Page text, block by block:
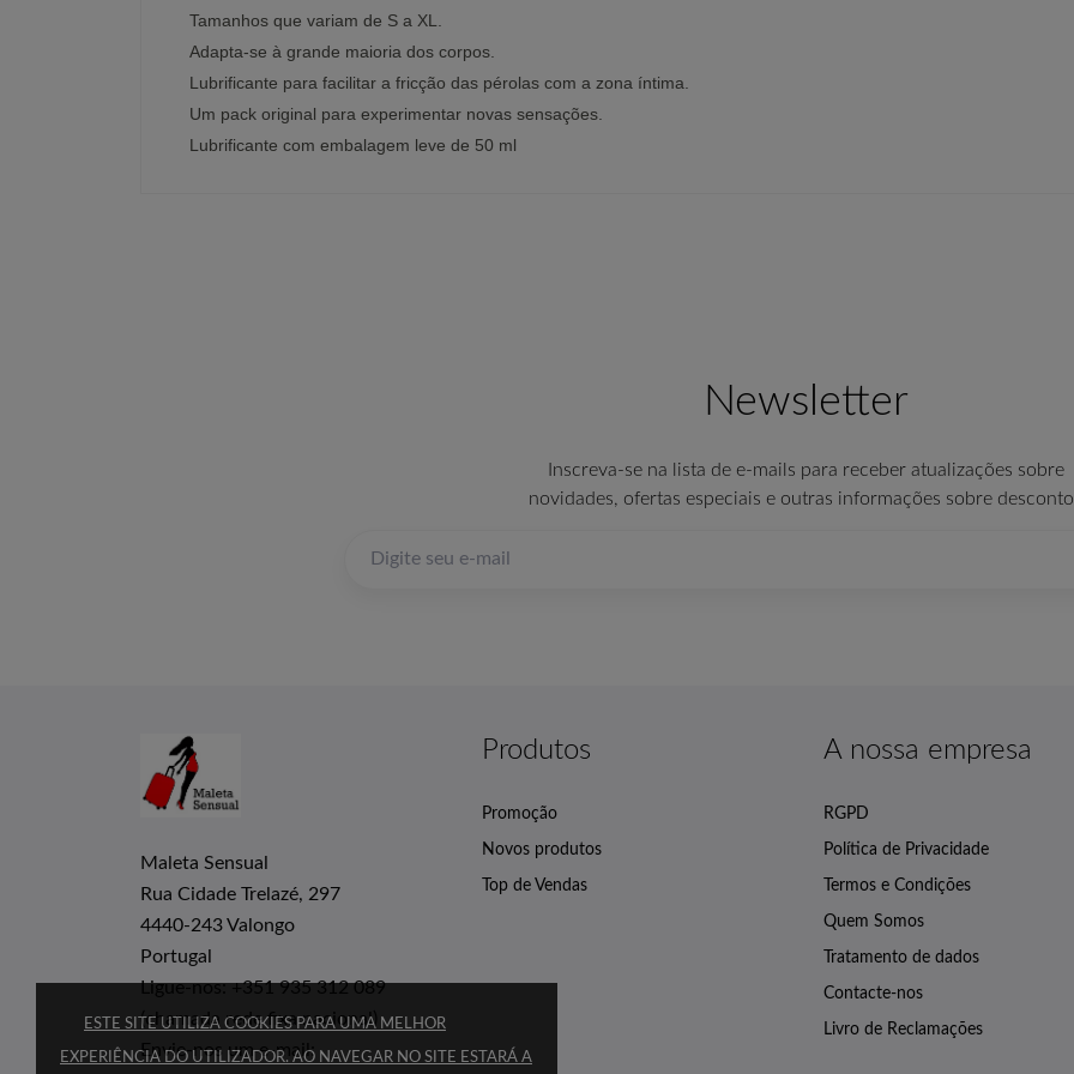
ESTE SITE UTILIZA COOKIES PARA UMA MELHOR
EXPERIÊNCIA DO UTILIZADOR. AO NAVEGAR NO SITE ESTARÁ A
Tamanhos que variam de S a XL.
Adapta-se à grande maioria dos corpos.
Lubrificante para facilitar a fricção das pérolas com a zona íntima.
Um pack original para experimentar novas sensações.
Lubrificante com embalagem leve de 50 ml
Newsletter
Inscreva-se na lista de e-mails para receber atualizações sobre
novidades, ofertas especiais e outras informações sobre
Maleta Sensual
Rua Cidade Trelazé, 297
4440-243 Valongo
Portugal
Ligue-nos:+351 935 312 089
(chamada rede fixa nacional)
Envie-nos um e-mail:
Produtos
Promoção
Novos produtos
Top de Vendas
A nossa empresa
RGPD
Política de Privacidade
Termos e Condições
Quem Somos
Tratamento de dados
Contacte-nos
Livro de Reclamações